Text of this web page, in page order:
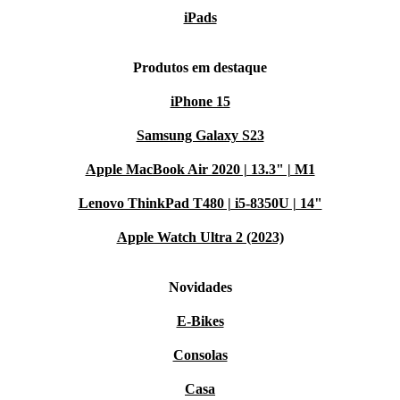
iPads
Produtos em destaque
iPhone 15
Samsung Galaxy S23
Apple MacBook Air 2020 | 13.3" | M1
Lenovo ThinkPad T480 | i5-8350U | 14"
Apple Watch Ultra 2 (2023)
Novidades
E-Bikes
Consolas
Casa